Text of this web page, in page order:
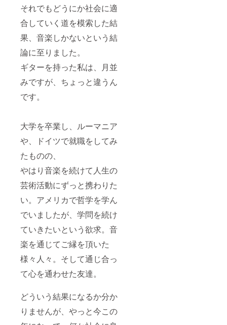
それでもどうにか社会に適
合していく道を模索した結
果、音楽しかないという結
論に至りました。
ギターを持った私は、月並
みですが、ちょっと違うん
です。
大学を卒業し、ルーマニア
や、ドイツで就職をしてみ
たものの、
やはり音楽を続けて人生の
芸術活動にずっと携わりた
い。アメリカで哲学を学ん
でいましたが、学問を続け
ていきたいという欲求。音
楽を通じてご縁を頂いた
様々人々。そして通じ合っ
て心を通わせた友達。
どういう結果になるか分か
りませんが、やっと今この